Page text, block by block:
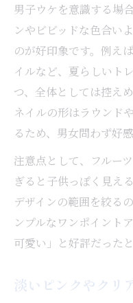
男子ウケを意識する場
ンやビビッドな色合い
のが好印象です。例え
イルなど、夏らしいト
つ、全体としては控え
ネイルの形はラウンド
るため、男女問わず好
注意点として、フルー
ぎると子供っぽく見え
デザインの範囲を絞る
ンプルなワンポイント
可愛い」と好評だった
淡いピンクやクリ